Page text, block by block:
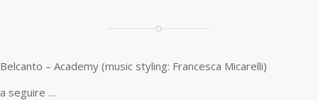
Belcanto – Academy (music styling: Francesca Micarelli)
a seguire …